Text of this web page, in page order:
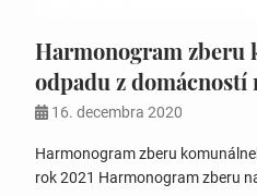
Harmonogram zberu
odpadu z domácností
16. decembra 2020
Harmonogram zberu
rok 2021 Harmonogram zberu